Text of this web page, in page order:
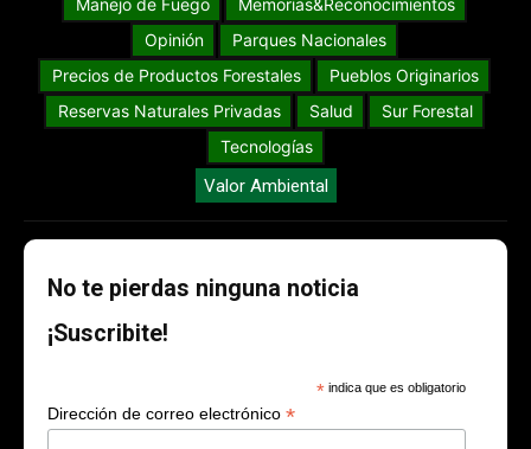
Opinión
Parques Nacionales
Precios de Productos Forestales
Pueblos Originarios
Reservas Naturales Privadas
Salud
Sur Forestal
Tecnologías
Valor Ambiental
No te pierdas ninguna noticia
¡Suscribite!
* indica que es obligatorio
Dirección de correo electrónico *